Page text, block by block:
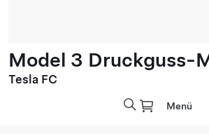
Model 3 Druckguss-
Tesla FC
Menü